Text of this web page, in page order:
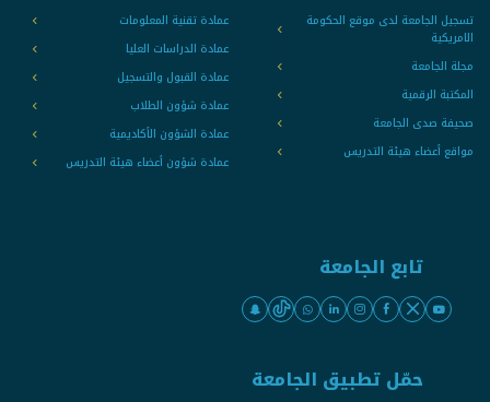
تسجيل الجامعة لدى موقع الحكومة
الامريكية
مجلة الجامعة
المكتبة الرقمية
صحيفة صدى الجامعة
مواقع أعضاء هيئة التدريس
عمادة تقنية المعلومات
عمادة الدراسات العليا
عمادة القبول والتسجيل
عمادة شؤون الطلاب
عمادة الشؤون الأكاديمية
عمادة شؤون أعضاء هيئة التدريس
تابع الجامعة
حمّل تطبيق الجامعة